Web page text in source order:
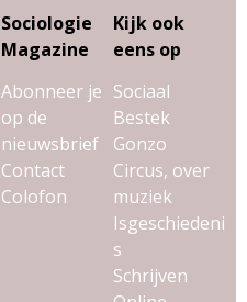
Sociologie
Magazine
Abonneer je
op de
nieuwsbrief
Contact
Colofon
Kijk ook
eens op
Sociaal
Bestek
Gonzo
Circus, over
muziek
Isgeschiedeni
s
Schrijven